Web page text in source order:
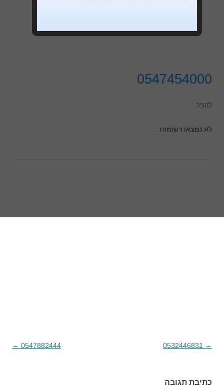
0547454000
להגיב
לא נמצאו רשומות.
ניווט בפוסטים
→
0547882444
←
כתיבת תגובה